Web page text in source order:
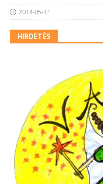
2014-05-31
HIRDETÉS